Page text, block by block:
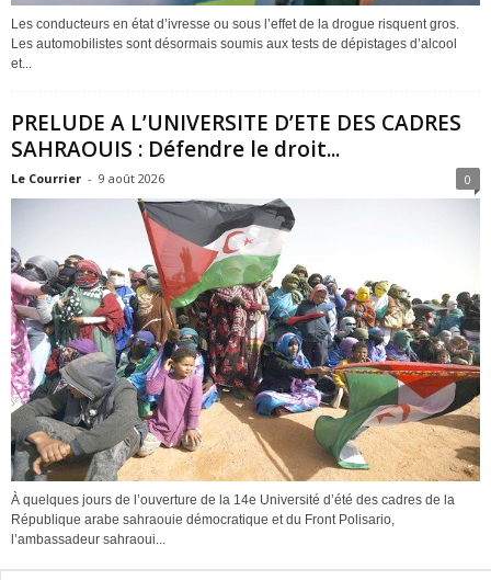
Les conducteurs en état d’ivresse ou sous l’effet de la drogue risquent gros.
Les automobilistes sont désormais soumis aux tests de dépistages d’alcool
et...
PRELUDE A L’UNIVERSITE D’ETE DES CADRES
SAHRAOUIS : Défendre le droit...
Le Courrier - 9 août 2026 0
À quelques jours de l’ouverture de la 14e Université d’été des cadres de la
République arabe sahraouie démocratique et du Front Polisario,
l’ambassadeur sahraoui...